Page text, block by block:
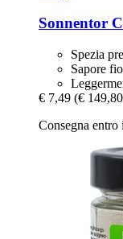
Sonnentor
Spezia
Sapore
€ 7,49 (€
Consegna